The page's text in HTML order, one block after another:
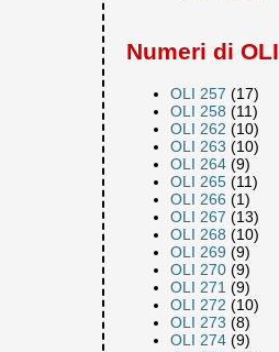
Numeri di OLI
OLI 257 (17)
OLI 258 (11)
OLI 262 (10)
OLI 263 (10)
OLI 264 (9)
OLI 265 (11)
OLI 266 (1)
OLI 267 (13)
OLI 268 (10)
OLI 269 (9)
OLI 270 (9)
OLI 271 (9)
OLI 272 (10)
OLI 273 (8)
OLI 274 (9)